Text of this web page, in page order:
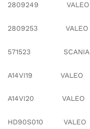
2809249 VALEO
2809253 VALEO
571523 SCANIA
A14VI19 VALEO
A14VI20 VALEO
HD90S010 VALEO